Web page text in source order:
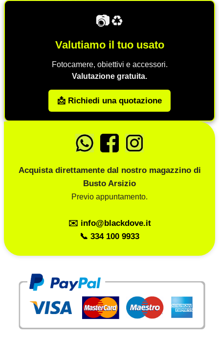
📷♻️
Valutiamo il tuo usato
Fotocamere, obiettivi e accessori.
Valutazione gratuita.
📩 Richiedi una quotazione
Acquista direttamente dal nostro magazzino di
Busto Arsizio
Previo appuntamento.
✉️ info@blackdove.it
📞 334 100 9933